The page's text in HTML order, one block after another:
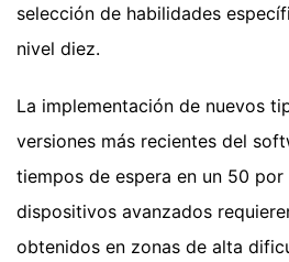
selección de habilidades
nivel diez.
La implementación de nuevos
versiones más recientes del
tiempos de espera en un 50
dispositivos avanzados
obtenidos en zonas de alta